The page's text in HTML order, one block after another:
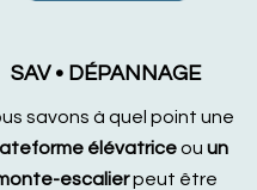
SAV • DÉPANNAGE
savons à quel point une
élévatriceou un
escalierpeut être